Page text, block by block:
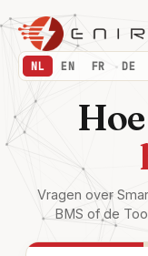
NL EN FR DE
Vragen over
BMS of de